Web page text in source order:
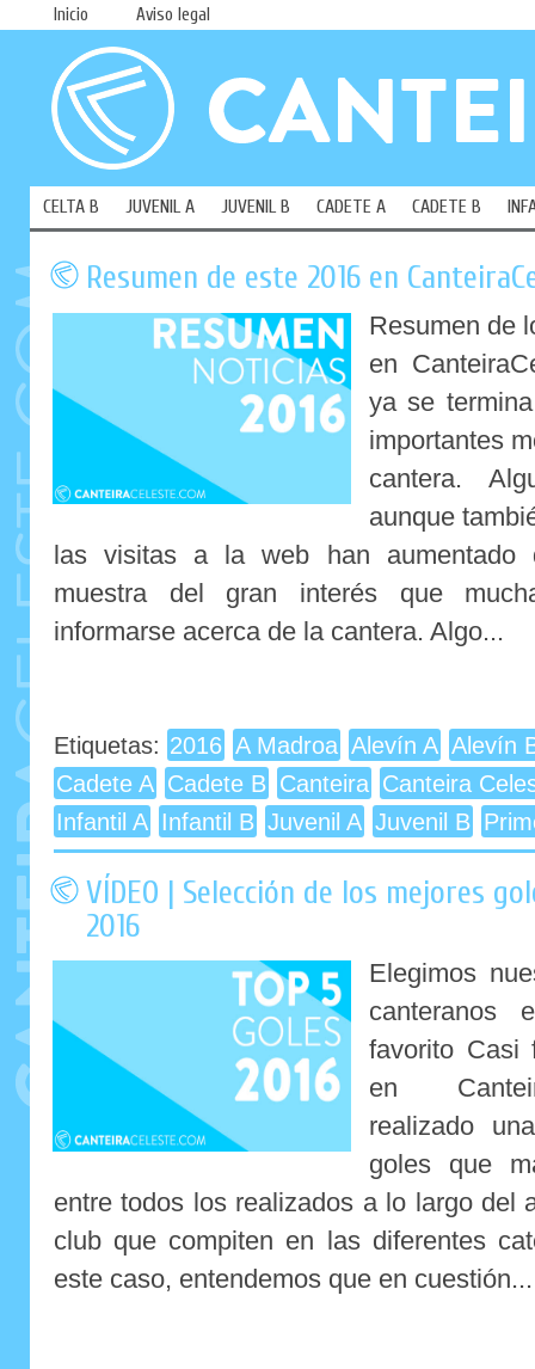
Inicio Aviso legal
CELTA B JUVENIL A JUVENIL B CADETE A CADETE B
Resumen de este 2016 en
Resumen de
en
ya se
importantes
cantera.
aunque
las visitas a la web han aumentado
muestra del gran interés que
informarse acerca de la cantera. Algo...
Etiquetas: 2016 A Madroa Alevín A Alevín
Cadete A Cadete B Canteira Canteira
Infantil A Infantil B Juvenil A Juvenil B
VÍDEO | Selección de los mejores
2016
Elegimos
canteranos
favorito Casi
en
realizado
goles que
entre todos los realizados a lo largo del
club que compiten en las diferentes
este caso, entendemos que en cuestión...